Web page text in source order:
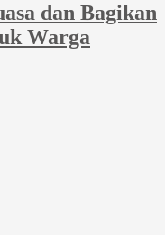
dan Bagikan
Warga